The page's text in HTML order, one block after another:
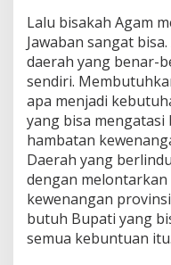
Lalu bisakah Agam
Jawaban sangat
daerah yang benar-
sendiri.
apa menjadi
yang bisa
hambatan
Daerah yang
dengan
kewenangan
butuh Bupati yang
semua kebuntuan itu.